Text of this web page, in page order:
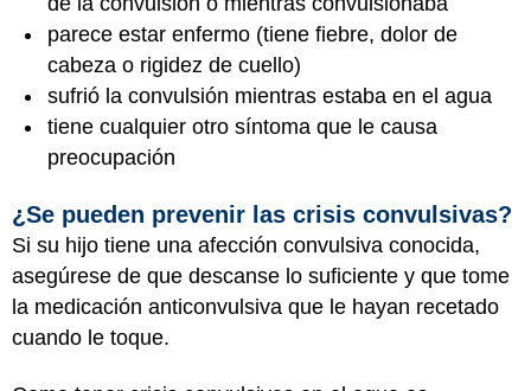
parece estar enfermo (tiene fiebre, dolor de
cabeza o rigidez de cuello)
sufrió la convulsión mientras estaba en el agua
tiene cualquier otro síntoma que le causa
preocupación
¿Se pueden prevenir las crisis convulsivas?
Si su hijo tiene una afección convulsiva conocida,
asegúrese de que descanse lo suficiente y que tome
la medicación anticonvulsiva que le hayan recetado
cuando le toque.